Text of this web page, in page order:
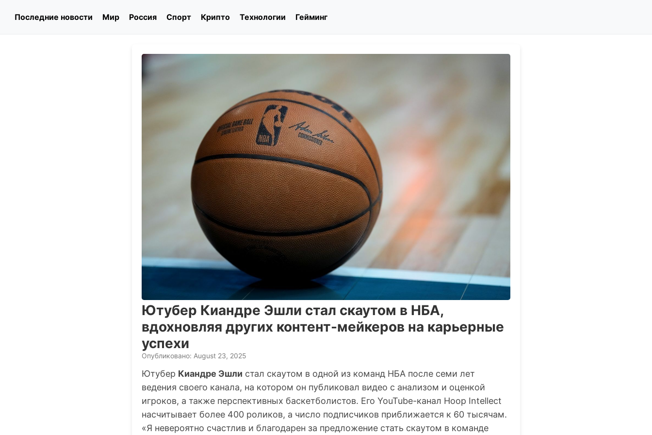
Последние новости Мир Россия Спорт Крипто Технологии Гейминг
Ютубер Киандре Эшли стал скаутом в НБА,
вдохновляя других контент-мейкеров на карьерные
успехи
Опубликовано: August 23, 2025
Ютубер Киандре Эшли стал скаутом в одной из команд НБА после семи лет
ведения своего канала, на котором он публиковал видео с анализом и оценкой
игроков, а также перспективных баскетболистов. Его YouTube-канал Hoop Intellect
насчитывает более 400 роликов, а число подписчиков приближается к 60 тысячам.
«Я невероятно счастлив и благодарен за предложение стать скаутом в команде